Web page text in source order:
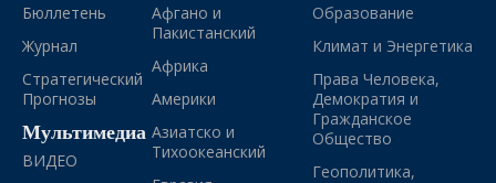
Бюллетень
Журнал
Стратегический
Прогнозы
Мультимедиа
ВИДЕО
Афгано и
Пакистанский
Африка
Америки
Азиатско и
Тихоокеанский
Образование
Климат и Энергетика
Права Человека,
Демократия и
Гражданское
Общество
Геополитика,